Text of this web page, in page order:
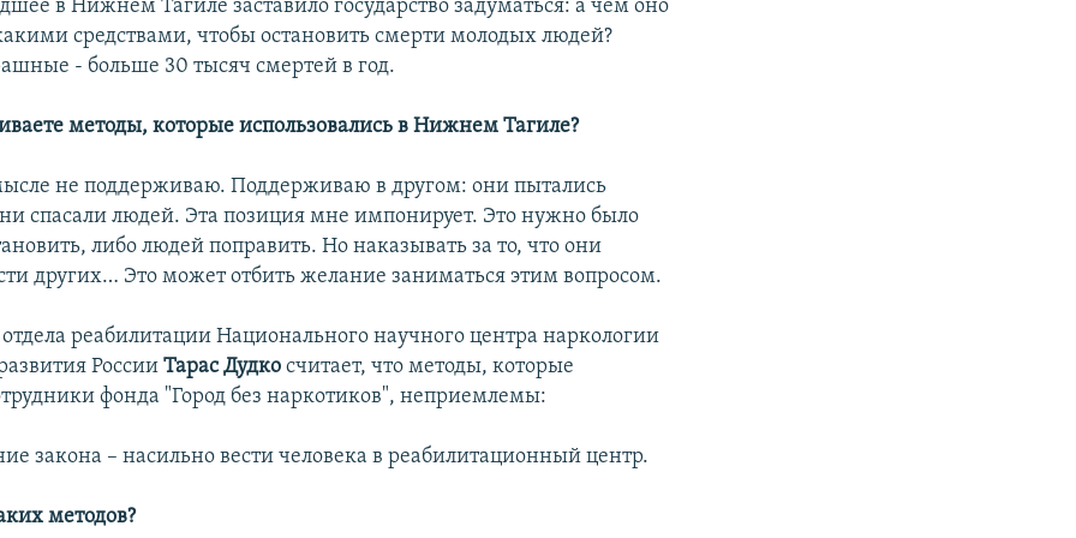
в Нижнем Тагиле заставило государство задуматься: а чем оно
средствами, чтобы остановить смерти молодых людей?
- больше 30 тысяч смертей в год.
методы, которые использовались в Нижнем Тагиле?
не поддерживаю. Поддерживаю в другом: они пытались
спасали людей. Эта позиция мне импонирует. Это нужно было
либо людей поправить. Но наказывать за то, что они
других… Это может отбить желание заниматься этим вопросом.
реабилитации Национального научного центра наркологии
РоссииТарас Дудко считает, что методы, которые
фонда "Город без наркотиков", неприемлемы:
закона – насильно вести человека в реабилитационный центр.
методов?